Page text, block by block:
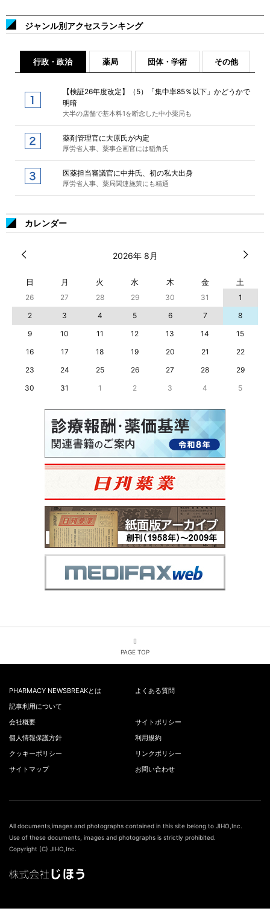
ジャンル別アクセスランキング
行政・政治 薬局 団体・学術 その他
【検証26年度改定】（5）「集中率85％以下」かどうかで
明暗
大半の店舗で基本料1を断念した中小薬局も
薬剤管理官に大原氏が内定
厚労省人事、薬事企画官には稲角氏
医薬担当審議官に中井氏、初の私大出身
厚労省人事、薬局関連施策にも精通
カレンダー
2026年 8月
日 月 火 水 木 金 土
26 27 28 29 30 31
1
2
3 4 5 6 7
8
9
10 11 12 13 14
15
16
17 18 19 20 21
22
23
24 25 26 27 28
29
30
31 1 2 3 4 5
PAGE TOP
PHARMACY NEWSBREAKとは
よくある質問
記事利用について
会社概要
サイトポリシー
個人情報保護方針
利用規約
クッキーポリシー
リンクポリシー
サイトマップ
お問い合わせ
All documents,images and photographs contained in this site belong to JIHO,Inc.
Use of these documents, images and photographs is strictly prohibited.
Copyright (C) JIHO,Inc.